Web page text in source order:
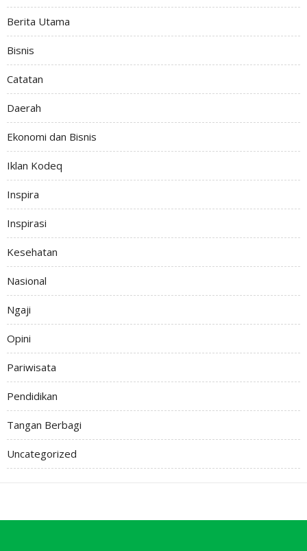
Berita Utama
Bisnis
Catatan
Daerah
Ekonomi dan Bisnis
Iklan Kodeq
Inspira
Inspirasi
Kesehatan
Nasional
Ngaji
Opini
Pariwisata
Pendidikan
Tangan Berbagi
Uncategorized